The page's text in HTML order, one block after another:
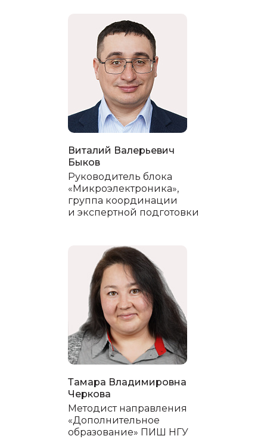
Виталий Валерьевич
Быков
Руководитель блока
«Микроэлектроника»,
группа координации
и экспертной подготовки
Тамара Владимировна
Черкова
Методист направления
«Дополнительное
образование» ПИШ НГУ